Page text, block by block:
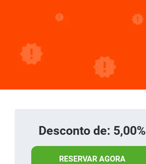
Desconto de: 5,00%
RESERVAR AGORA